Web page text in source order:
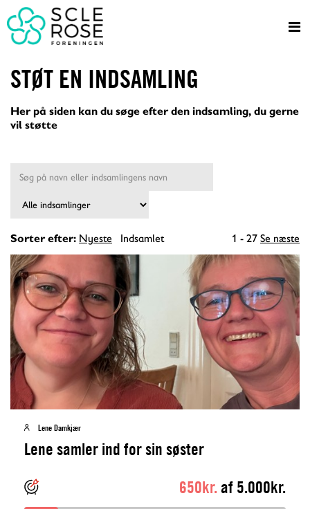
STØT EN INDSAMLING
Her på siden kan du søge efter den indsamling, du gerne
vil støtte
1 - 27 Se næste
Sorter efter: Nyeste Indsamlet
Lene Damkjær
Lene samler ind for sin søster
650kr. af 5.000kr.